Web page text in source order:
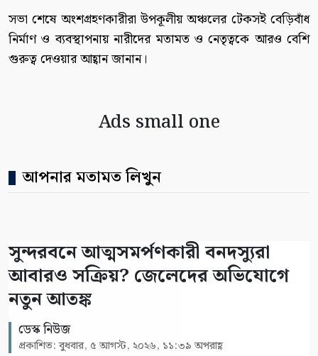
সভা শেষে অংশগ্রহণকারীরা উপকূলীয় অঞ্চলের টেকসই বেড়িবাঁধ
নির্মাণ ও ব্যবস্থাপনায় নারীদের মতামত ও নেতৃত্বকে আরও বেশি
গুরুত্ব দেওয়ার আহ্বান জানান।
Ads small one
আপনার মতামত লিখুন
সুন্দরবনে আত্মসমর্পণকারী বনদস্যুরা
আবারও সক্রিয়? জেলেদের অভিযোগে
নতুন আতঙ্ক
ডেস্ক নিউজ
প্রকাশিত: বুধবার, ৫ আগস্ট, ২০২৬, ১১:৩৯ অপরাহ্ণ